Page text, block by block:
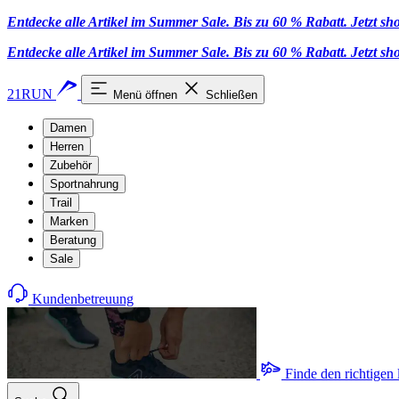
Entdecke alle Artikel im Summer Sale. Bis zu 60 % Rabatt. Jetzt
Entdecke alle Artikel im Summer Sale. Bis zu 60 % Rabatt. Jetzt
21RUN Menü öffnen Schließen
Damen
Herren
Zubehör
Sportnahrung
Trail
Marken
Beratung
Sale
Kundenbetreuung
Finde den richtigen